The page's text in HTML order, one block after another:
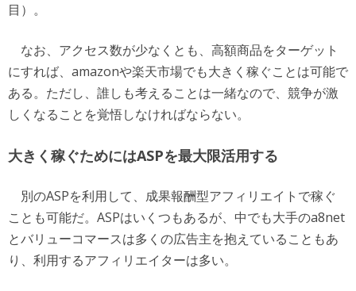
目）。
なお、アクセス数が少なくとも、高額商品をターゲット
にすれば、amazonや楽天市場でも大きく稼ぐことは可能で
ある。ただし、誰しも考えることは一緒なので、競争が激
しくなることを覚悟しなければならない。
大きく稼ぐためにはASPを最大限活用する
別のASPを利用して、成果報酬型アフィリエイトで稼ぐ
ことも可能だ。ASPはいくつもあるが、中でも大手のa8net
とバリューコマースは多くの広告主を抱えていることもあ
り、利用するアフィリエイターは多い。